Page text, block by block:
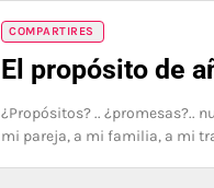
COMPARTIRES
El propósito de
¿Propósitos? .. ¿promesas?..
mi pareja, a mi familia, a mi